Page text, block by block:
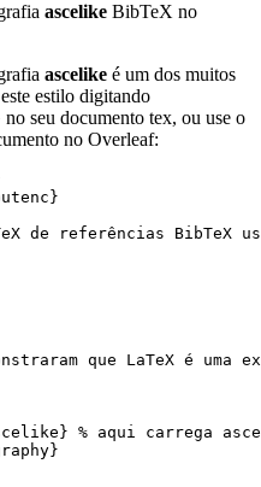
ascelike BibTeX no
ascelike é um dos muitos
estilo digitando
no seu documento tex, ou use o
no Overleaf:
}
de referências
que LaTeX é
% aqui carrega